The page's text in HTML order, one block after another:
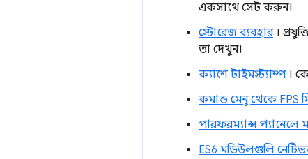
একসাথে সেট করুন।
স্টোরেজ ব্যবহার।
তা দেখুন।
ক্যাশে টাইমস্ট্যাম্প।
কমান্ড মেনু থেকে FPS
পারফরম্যান্স
ES6 মডিউলগুলি